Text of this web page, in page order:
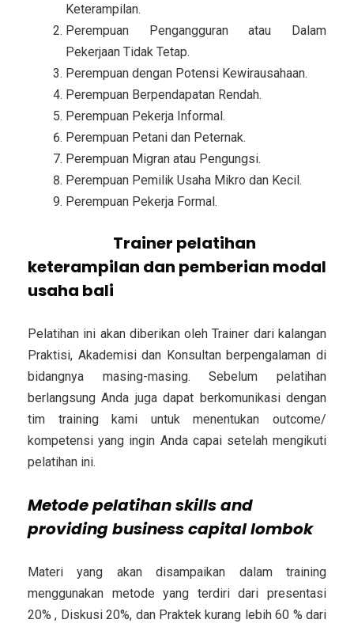
Keterampilan.
Perempuan Pengangguran atau Dalam
Pekerjaan Tidak Tetap.
Perempuan dengan Potensi Kewirausahaan.
Perempuan Berpendapatan Rendah.
Perempuan Pekerja Informal.
Perempuan Petani dan Peternak.
Perempuan Migran atau Pengungsi.
Perempuan Pemilik Usaha Mikro dan Kecil.
Perempuan Pekerja Formal.
Trainer pelatihan
keterampilan dan pemberian modal
usaha bali
Pelatihan ini akan diberikan oleh Trainer dari kalangan
Praktisi, Akademisi dan Konsultan berpengalaman di
bidangnya masing-masing. Sebelum pelatihan
berlangsung Anda juga dapat berkomunikasi dengan
tim training kami untuk menentukan outcome/
kompetensi yang ingin Anda capai setelah mengikuti
pelatihan ini.
Metodepelatihan skills and
providing business capital lombok
Materi yang akan disampaikan dalam training
menggunakan metode yang terdiri dari presentasi
20% , Diskusi 20%, dan Praktek kurang lebih 60 % dari